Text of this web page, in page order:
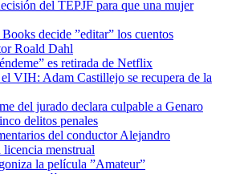
del TEPJF para que una mujer
decide ”editar” los cuentos
Roald Dahl
es retirada de Netflix
VIH: Adam Castillejo se recupera de la
del jurado declara culpable a Genaro
delitos penales
del conductor Alejandro
menstrual
la película ”Amateur”